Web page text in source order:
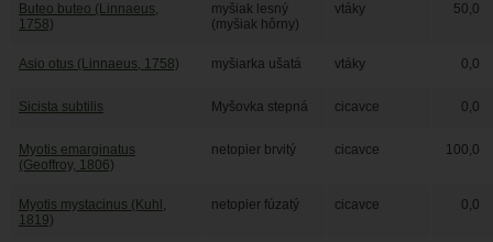
Buteo buteo (Linnaeus,
1758)
myšiak lesný
(myšiak hôrny)
vtáky 50,0
Asio otus (Linnaeus, 1758) myšiarka ušatá vtáky 0,0
Sicista subtilis Myšovka stepná cicavce 0,0
Myotis emarginatus
(Geoffroy, 1806)
netopier brvitý cicavce 100,0
Myotis mystacinus (Kuhl,
1819)
netopier fúzatý cicavce 0,0